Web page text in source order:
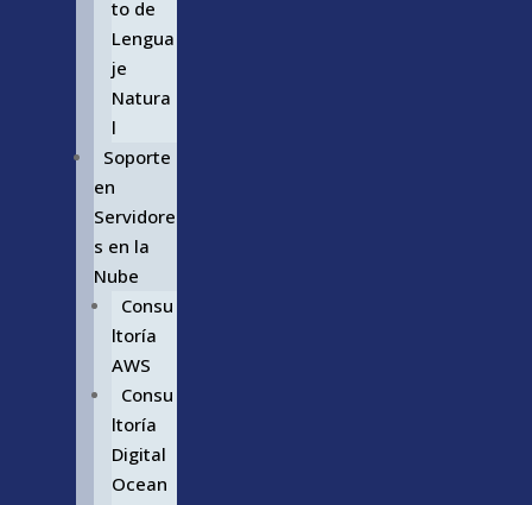
to de
Lengua
je
Natura
l
Soporte
en
Servidore
s en la
Nube
Consu
ltoría
AWS
Consu
ltoría
Digital
Ocean